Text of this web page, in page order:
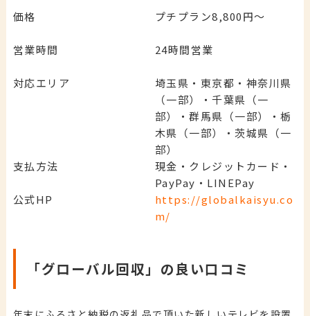
価格 プチプラン8,800円～
営業時間 24時間営業
対応エリア
埼玉県・東京都・神奈川県
（一部）・千葉県（一
部）・群馬県（一部）・栃
木県（一部）・茨城県（一
部）
支払方法
現金・クレジットカード・
PayPay・LINEPay
公式HP
https://globalkaisyu.co
m/
「グローバル回収」の良い口コミ